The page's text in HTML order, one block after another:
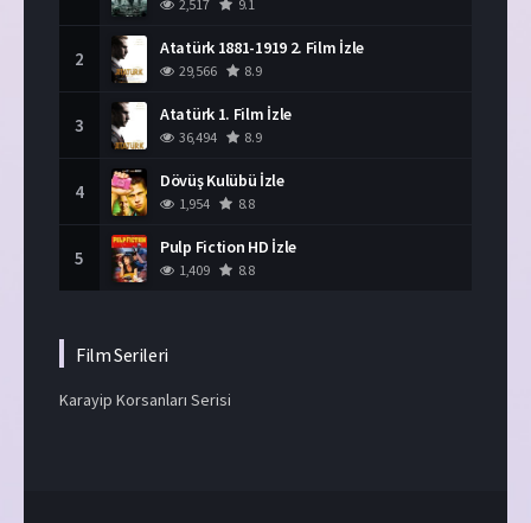
2,517 9.1
2 Atatürk 1881-1919 2. Film İzle
29,566 8.9
3 Atatürk 1. Film İzle
36,494 8.9
4 Dövüş Kulübü İzle
1,954 8.8
5 Pulp Fiction HD İzle
1,409 8.8
Film Serileri
Karayip Korsanları Serisi